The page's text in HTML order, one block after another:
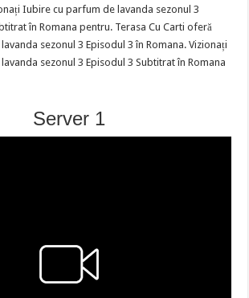
Iubire cu parfum de lavanda sezonul 3
în Romana pentru. Terasa Cu Carti oferă
sezonul 3 Episodul 3 în Romana. Vizionați
sezonul 3 Episodul 3 Subtitrat în Romana
Server 1